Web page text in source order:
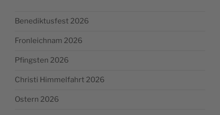
Benediktusfest 2026
Fronleichnam 2026
Pfingsten 2026
Christi Himmelfahrt 2026
Ostern 2026